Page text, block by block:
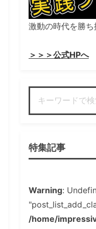
激動の時代を勝
＞＞＞公式HPへ
特集記事
Warning:
/home/